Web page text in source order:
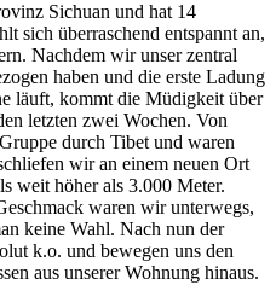
Sichuan und hat 14
sich überraschend entspannt an,
Nachdem wir unser zentral
haben und die erste Ladung
läuft, kommt die Müdigkeit über
letzten zwei Wochen. Von
durch Tibet und waren
wir an einem neuen Ort
weit höher als 3.000 Meter.
waren wir unterwegs,
keine Wahl. Nach nun der
k.o. und bewegen uns den
aus unserer Wohnung hinaus.